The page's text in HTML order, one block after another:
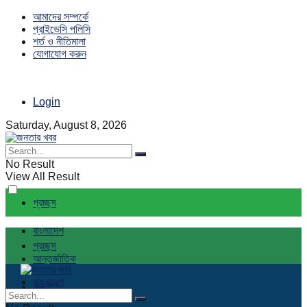
আমাদের সম্পর্কে
প্রাইভেসি পলিসি
শর্ত ও নীতিমালা
যোগাযোগ করুন
Login
Saturday, August 8, 2026
No Result
View All Result
প্রচ্ছদ
বাংলাদেশ
আন্তর্জাতিক
রাজনীতি
প্রচ্ছদ
বাংলাদেশ